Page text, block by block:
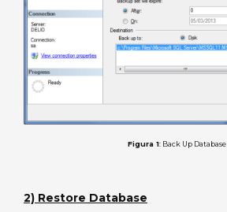
Figura 1: Back Up Database
2) Restore Database